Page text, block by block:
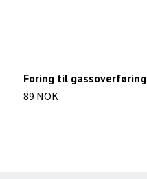
Foring til gassoverføring
89 NOK